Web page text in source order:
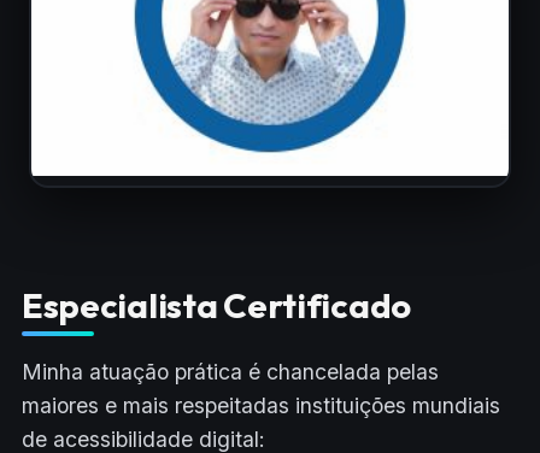
Especialista Certificado
Minha atuação prática é chancelada pelas
maiores e mais respeitadas instituições mundiais
de acessibilidade digital: